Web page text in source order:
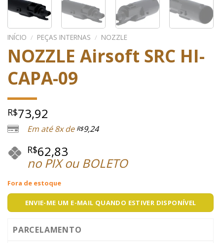
INÍCIO / PEÇAS INTERNAS / NOZZLE
NOZZLE Airsoft SRC HI-
CAPA-09
R$73,92
Em até 8x de R$9,24
R$62,83
no PIX ou BOLETO
Fora de estoque
ENVIE-ME UM E-MAIL QUANDO ESTIVER DISPONÍVEL
PARCELAMENTO